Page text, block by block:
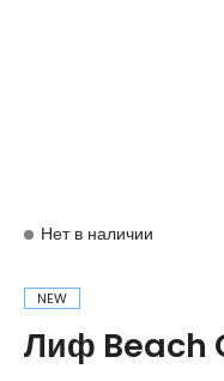
Нет в наличии
NEW
Лиф Beach